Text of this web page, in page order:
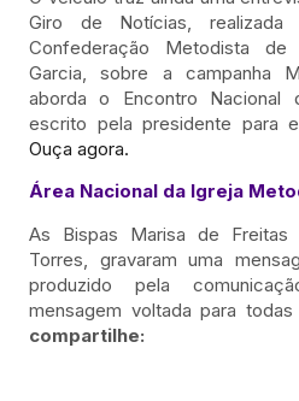
Giro de Notícias,
Confederação Metodista de
Garcia, sobre a campanha
aborda o Encontro
escrito pela presidente para
Ouça agora.
Área Nacional da Igreja
As Bispas Marisa de Freitas
Torres, gravaram uma
produzido pela
mensagem voltada para todas
compartilhe: